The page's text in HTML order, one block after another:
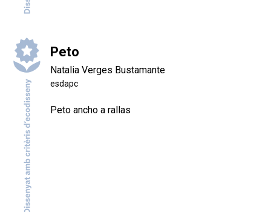
Peto
Natalia Verges Bustamante
esdapc
Peto ancho a rallas